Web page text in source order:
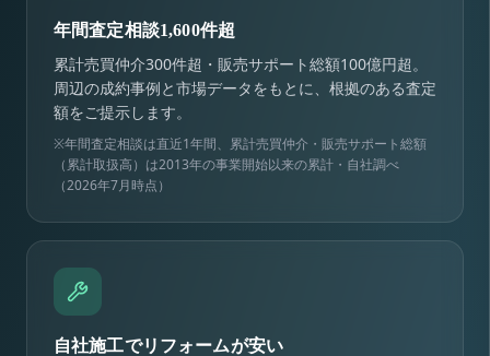
年間査定相談1,600件超
累計売買仲介300件超・販売サポート総額100億円超。
周辺の成約事例と市場データをもとに、根拠のある査定
額をご提示します。
※年間査定相談は直近1年間、累計売買仲介・販売サポート総額
（累計取扱高）は2013年の事業開始以来の累計・自社調べ
（2026年7月時点）
自社施工でリフォームが安い